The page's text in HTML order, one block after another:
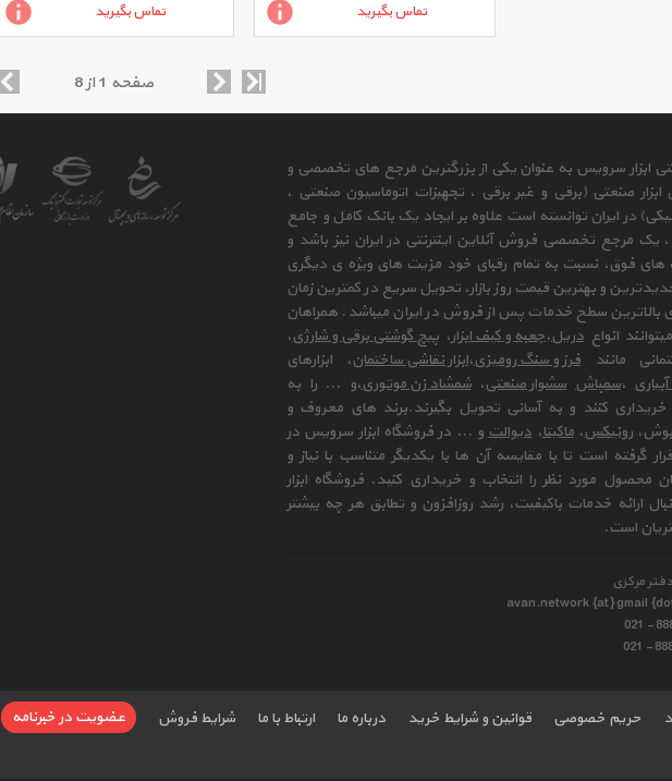
تماس بگیرید تماس بگیرید
صفحه 1 از 8
ابزار سرویس به عنوان یکی از بزرگترین مرجع های تخصصی و
ابزار صنعتی (برقی و غیر برقی ، تجهیزات اتوماسیون صنعتی ،
در ایران توانسته است علاوه بر ایجاد یک بانک کامل و جامع
، یک مرجع تخصصی فروش آنلاین اینترنتی در ایران نیز باشد و
های فوق، نسبت به تمام رقبای خود مزیت های ویژه ی دیگری
و بهترین قیمت روز بازار، تحویل سریع در کمترین زمان
بالاترین سطح خدمات پس از فروش در ایران میباشد. همراهان
انواعدریل،جعبه و کیف ابزار، پیچ گوشتی برقی و شارژی،
مانندفرز و سنگ رومیزی،ابزار نقاشی ساختمان، ابزارهای
،سمپاش سشوار صنعتی،شمشاد زن موتوری،و ... را به
کنند و به آسانی تحویل بگیرند.برند های معروف و
رونیکس،ماکیتا، دیوالتو ... در فروشگاه ابزار سرویس در
گرفته است تا با مقایسه آن ها با یکدیگر متناسب با نیاز و
محصول مورد نظر را انتخاب و خریداری کنید. فروشگاه ابزار
ارائه خدمات باکیفیت، رشد روزافزون و تطابق هر چه بیشتر
است.
مرکزی
avan.network {at} gmail
021 -
021 -
حریم خصوصی قوانین و شرایط خرید درباره ما ارتباط با ما شرایط فروش عضویت در خبرنامه